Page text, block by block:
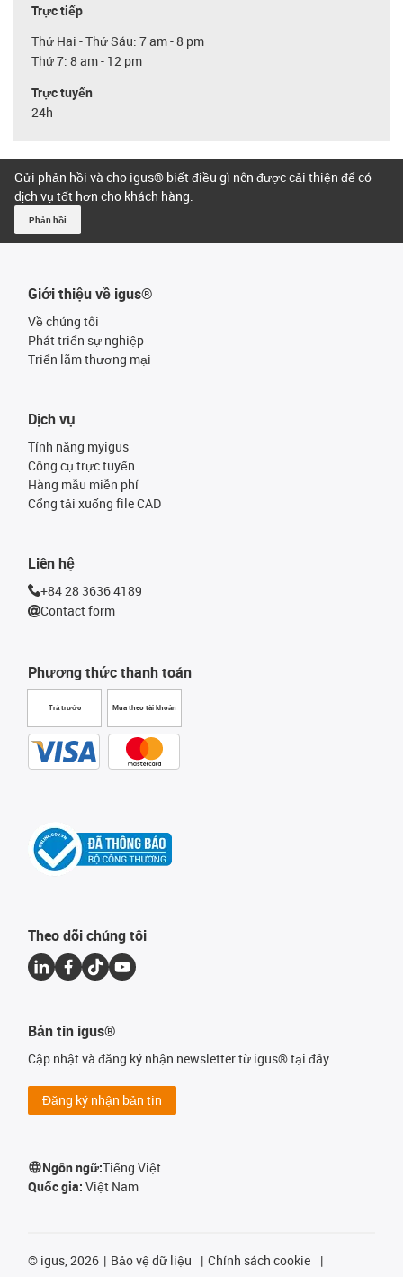
Trực tiếp
Thứ Hai - Thứ Sáu: 7 am - 8 pm
Thứ 7: 8 am - 12 pm
Trực tuyến
24h
Gửi phản hồi và cho igus® biết điều gì nên được cải thiện để có
dịch vụ tốt hơn cho khách hàng.
Phản hồi
Giới thiệu về igus®
Về chúng tôi
Phát triển sự nghiệp
Triển lãm thương mại
Phương thức thanh toán
Trả trước Mua theo tài khoản
Dịch vụ
Tính năng myigus
Công cụ trực tuyến
Hàng mẫu miễn phí
Cổng tải xuống file CAD
Liên hệ
+84 28 3636 4189
Contact form
Theo dõi chúng tôi
Bản tin igus®
Cập nhật và đăng ký nhận newsletter từ igus® tại đây.
Đăng ký nhận bản tin
Ngôn ngữ:Tiếng Việt
Quốc gia: Việt Nam
© igus, 2026 Bảo vệ dữ liệu
Chính sách cookie